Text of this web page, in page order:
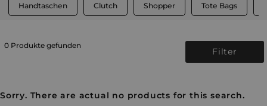
Handtaschen Clutch Shopper Tote Bags
0 Produkte gefunden
Filter
Sorry. There are actual no products for this search.